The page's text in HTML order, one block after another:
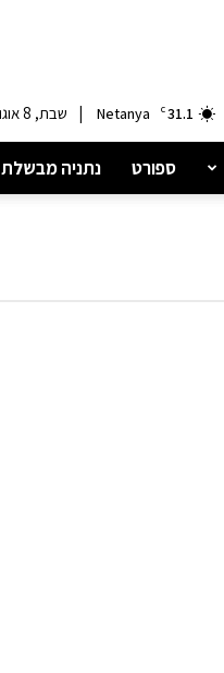
31.1
C
Netanya
| שבת, 8 אוגוסט, 2026
ספורט נתניה מבשלת